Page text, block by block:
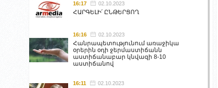
16:17 02.10.2023
ՀԱՐԳԵԼԻ՛ ԸՆԹԵՐՑՈՂ
16:16 02.10.2023
Հանրապետությունում առաջիկա
օրերին օդի ջերմաստիճանն
աստիճանաբար կնվազի 8-10
աստիճանով
16:11 02.10.2023